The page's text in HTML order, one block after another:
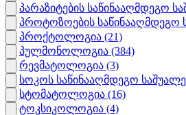
პარაზიტების საწინააღმდეგო
პროტოზოების საწინააღმდეგო
პროქტოლოგია (21)
პულმონოლოგია (384)
რევმატოლოგია (3)
სოკოს საწინააღმდეგო
სტომატოლოგია (16)
ტოკსიკოლოგია (4)